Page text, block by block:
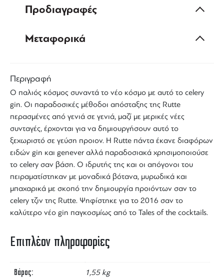
Προδιαγραφές
Μεταφορικά
Περιγραφή
Ο παλιός κόσμος συναντά το νέο κόσμο με αυτό το celery
gin. Οι παραδοσικές μέθοδοι απόσταξης της Rutte
περασμένες από γενιά σε γενιά, μαζί με μερικές νέες
συνταγές, έρχονται για να δημιουργήσουν αυτό το
ξεχωριστό σε γεύση προιον. H Rutte πάντα έκανε διαφόρων
ειδών gin και genever αλλά παραδοσιακά χρησιμοποιούσε
το celery σαν βάση. Ο ιδρυτής της και οι απόγονοι του
πειραματίστηκαν με μοναδικά βότανα, μυρωδικά και
μπαχαρικά με σκοπό την δημιουργία προιόντων σαν το
celery τζιν της Rutte. Ψηφίστηκε για το 2016 σαν το
καλύτερο νέο gin παγκοσμίως από το Tales of the cocktails.
Επιπλέον πληροφορίες
Βάρος 1,55 kg